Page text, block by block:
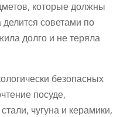
которые должны
советами по
долго и не теряла
безопасных
посуде,
чугуна и керамики,